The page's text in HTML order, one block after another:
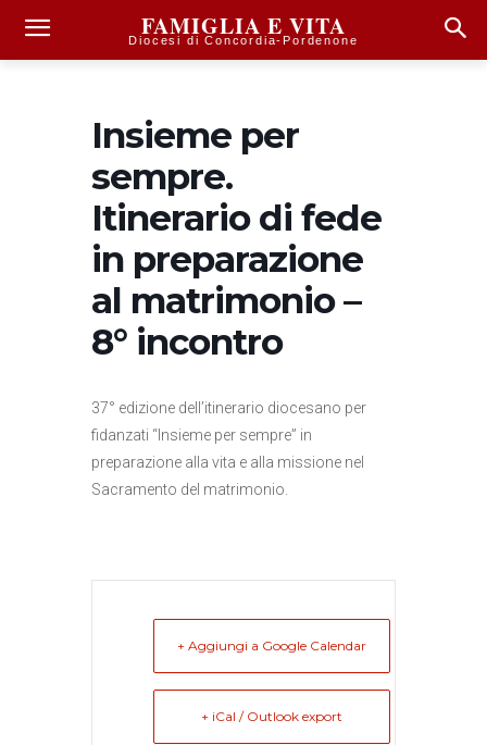
FAMIGLIA E VITA
Diocesi di Concordia-Pordenone
Insieme per
sempre.
Itinerario di fede
in preparazione
al matrimonio –
8° incontro
37° edizione dell’itinerario diocesano per
fidanzati “Insieme per sempre” in
preparazione alla vita e alla missione nel
Sacramento del matrimonio.
+ Aggiungi a Google Calendar
+ iCal / Outlook export